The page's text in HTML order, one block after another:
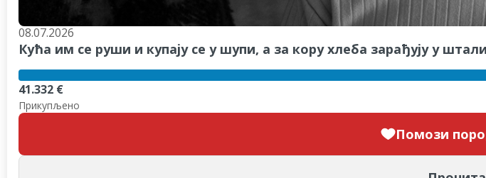
08.07.2026
Кућа им се руши и купају се у шупи, а за кору хлеба зарађују у
41.332 €
Прикупљено
Помози